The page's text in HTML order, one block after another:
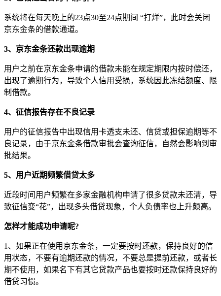
系统将在每天晚上的23点30至24点期间 “打烊”，此时会关闭
京东金条的借款通道。
3、京东金条还款出现逾期
用户之前在京东金条申请的借款未能在规定期限内按时偿还，
出现了逾期行为，导致个人信用受损，系统因此冻结额度、限
制借款。
4、征信报告存在不良记录
用户的征信报告中出现信用卡透支未还、信贷或担保逾期等不
良记录，由于京东金条借款审批会查询征信，自然会影响到审
批结果。
5、用户近期频繁借贷太多
近段时间用户频繁在多家金融机构申请了很多贷款未还清，导
致征信变“花”，出现多头借贷现象，个人负债率也上升颇高。
怎样才能成功申请呢?
1、如果正在使用京东金条，一定要按时还款，保持良好的信
用状态，不要有逾期还款的情况，不要总是提前还款，或者长
期不使用，如果名下有其它贷款产品也要按时还款保持良好的
借贷习惯。